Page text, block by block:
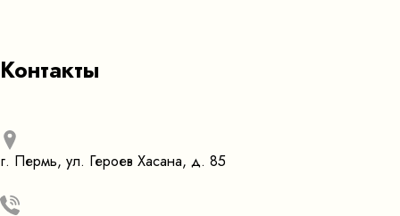
Контакты
г. Пермь, ул. Героев Хасана, д. 85